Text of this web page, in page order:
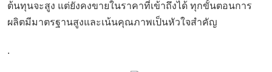
ต้นทุนจะสูง แต่ยังคงขายในราคาที่เข้าถึงได้ ทุกขั้นตอนการ
ผลิตมีมาตรฐานสูงและเน้นคุณภาพเป็นหัวใจสำคัญ
.